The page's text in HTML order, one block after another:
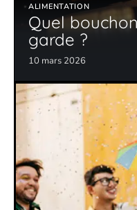
ALIMENTATION
Quel
garde ?
10 mars 2026